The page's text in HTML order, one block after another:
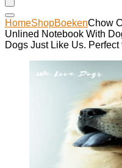
HomeShopBoekenChow
Unlined Notebook With
Dogs Just Like Us.